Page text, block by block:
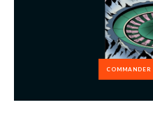
COMMANDER